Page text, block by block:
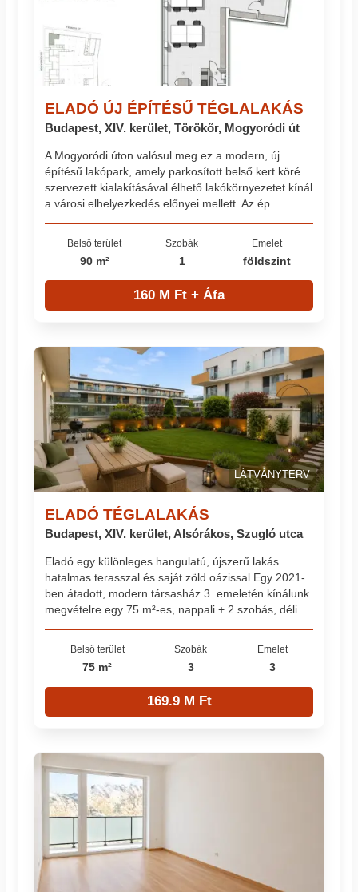
ELADÓ ÚJ ÉPÍTÉSŰ TÉGLALAKÁS
Budapest, XIV. kerület, Törökőr, Mogyoródi út
A Mogyoródi úton valósul meg ez a modern, új
építésű lakópark, amely parkosított belső kert köré
szervezett kialakításával élhető lakókörnyezetet kínál
a városi elhelyezkedés előnyei mellett. Az ép...
Belső terület
90 m²
Szobák
1
Emelet
földszint
160 M Ft + Áfa
LÁTVÁNYTERV
ELADÓ TÉGLALAKÁS
Budapest, XIV. kerület, Alsórákos, Szugló utca
Eladó egy különleges hangulatú, újszerű lakás
hatalmas terasszal és saját zöld oázissal Egy 2021-
ben átadott, modern társasház 3. emeletén kínálunk
megvételre egy 75 m²-es, nappali + 2 szobás, déli...
Belső terület
75 m²
Szobák
3
Emelet
3
169.9 M Ft